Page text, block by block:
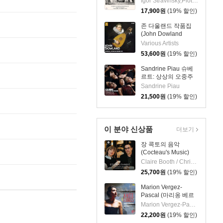
코프스키: 바이올린
협주곡 / 스트라빈스
키: 결혼 - 테오도르 쿠
렌치스
17,900원 (19% 할인)
존 다울랜드 작품집
(John Dowland
Songs) [10CD 박스
세트]
Various Artists
53,600원 (19% 할인)
Sandrine Piau 슈베
르트: 상상의 오중주
(Schubert: Quintette
imaginaire)
Sandrine Piau
21,500원 (19% 할인)
이 분야 신상품
장 콕토의 음악
(Cocteau's Music)
Claire Booth / Christopher Glynn
25,700원 (19% 할인)
Marion Vergez-
Pascal (마리옹 베르
제-파스칼) - 사랑과
꽃 (Amor Y Flores)
Marion Vergez-Pascal
22,200원 (19% 할인)
더보기